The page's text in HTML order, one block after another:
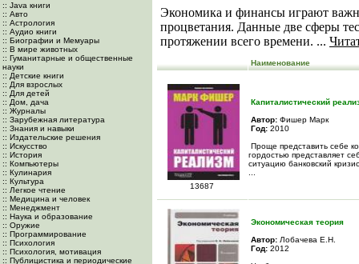
:: Java книги
:: Авто
:: Астрология
:: Аудио книги
:: Биографии и Мемуары
:: В мире животных
:: Гуманитарные и общественные
науки
:: Детские книги
:: Для взрослых
:: Для детей
:: Дом, дача
:: Журналы
:: Зарубежная литература
:: Знания и навыки
:: Издательские решения
:: Искусство
:: История
:: Компьютеры
:: Кулинария
:: Культура
:: Легкое чтение
:: Медицина и человек
:: Менеджмент
:: Наука и образование
:: Оружие
:: Программирование
:: Психология
:: Психология, мотивация
:: Публицистика и периодические
Экономика и финансы играют
процветания. Данные две сферы
протяжении всего времени. ...
Наименование
13687
Капиталистический
Автор: Фишер Марк
Год: 2010
Проще представить себе
гордостью представляет
ситуацию банковский
Экономическая теория
Автор: Лобачева Е.Н.
Год: 2012